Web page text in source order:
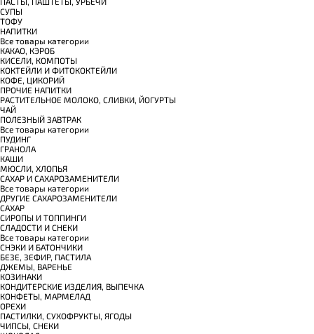
СУПЫ
ТОФУ
НАПИТКИ
Все товары категории
КАКАО, КЭРОБ
КИСЕЛИ, КОМПОТЫ
КОКТЕЙЛИ И ФИТОКОКТЕЙЛИ
КОФЕ, ЦИКОРИЙ
ПРОЧИЕ НАПИТКИ
РАСТИТЕЛЬНОЕ МОЛОКО, СЛИВКИ, ЙОГУРТЫ
ЧАЙ
ПОЛЕЗНЫЙ ЗАВТРАК
Все товары категории
ПУДИНГ
ГРАНОЛА
КАШИ
МЮСЛИ, ХЛОПЬЯ
САХАР И САХАРОЗАМЕНИТЕЛИ
Все товары категории
ДРУГИЕ САХАРОЗАМЕНИТЕЛИ
САХАР
СИРОПЫ И ТОППИНГИ
СЛАДОСТИ И СНЕКИ
Все товары категории
СНЭКИ И БАТОНЧИКИ
БЕЗЕ, ЗЕФИР, ПАСТИЛА
ДЖЕМЫ, ВАРЕНЬЕ
КОЗИНАКИ
КОНДИТЕРСКИЕ ИЗДЕЛИЯ, ВЫПЕЧКА
КОНФЕТЫ, МАРМЕЛАД
ОРЕХИ
ПАСТИЛКИ, СУХОФРУКТЫ, ЯГОДЫ
ЧИПСЫ, СНЕКИ